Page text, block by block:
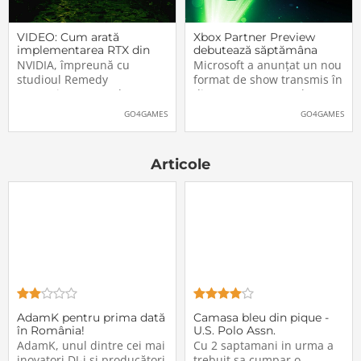
VIDEO: Cum arată
implementarea RTX din
Alan Wake II
NVIDIA, împreună cu
studioul Remedy
Entertainment, au lansat
un nou clip video dedicat
(Ray Tracing și DLSS) din
secvențele de mai jos,
GO4GAMES
Xbox Partner Preview
debutează săptămâna
aceasta. Când și unde va
putea fi vizionat
Microsoft a anunțat un nou
format de show transmis în
direct pe Internet: Xbox
Partner Preview, primul
difuzat chiar mâine, 25
cu 20:00 (ora României).
Show-ul va putea […]The
GO4GAMES
Articole
AdamK pentru prima dată
în România!
AdamK, unul dintre cei mai
Camasa bleu din pique -
U.S. Polo Assn.
Cu 2 saptamani in urma a